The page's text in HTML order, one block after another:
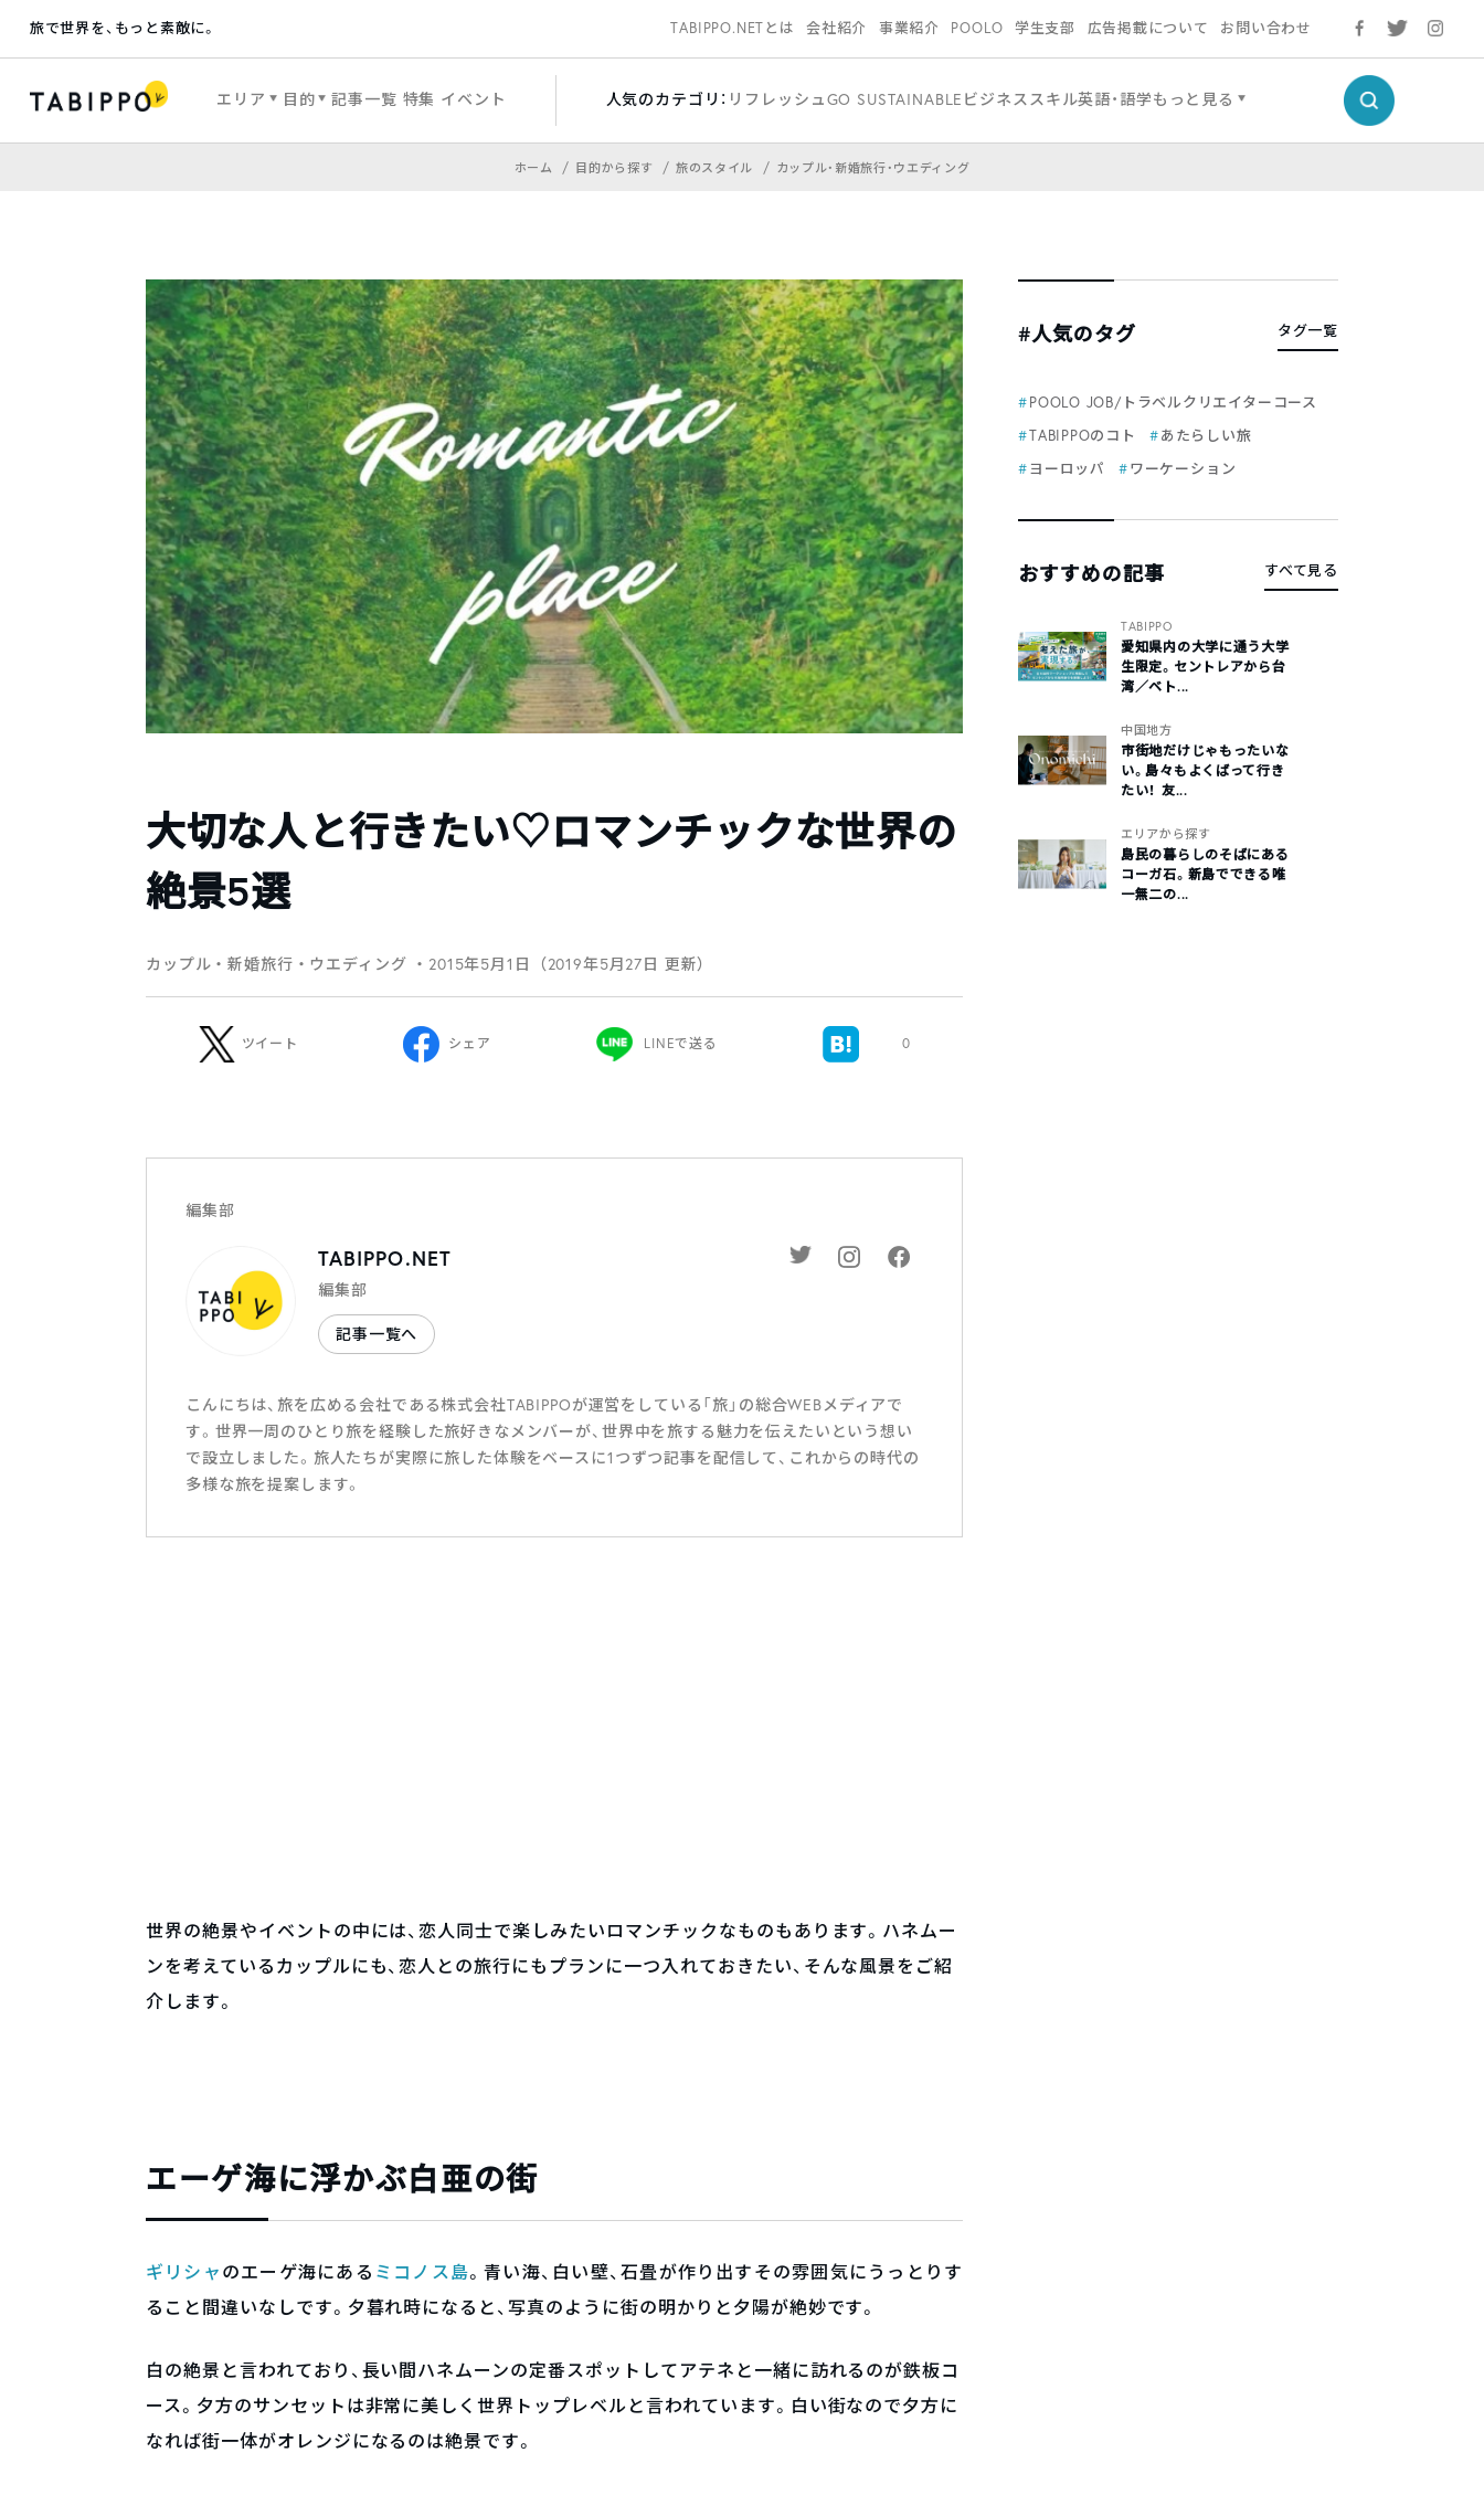
旅で世界を、もっと素敵に。 TABIPPO.NETとは 会社紹介 事業紹介 POOLO 学生支部 広告掲載について お問い合わせ
エリア 目的 記事一覧 特集 イベント 人気のカテゴリ： リフレッシュGO SUSTAINABLE ビジネススキル英語・語学もっと見る
ホーム 目的から探す 旅のスタイル カップル・新婚旅行・ウエディング
大切な人と行きたい♡ロマンチックな世界の
絶景5選
カップル・新婚旅行・ウエディング ・2015年5月1日（2019年5月27日 更新）
ツイート シェア LINEで送る 0
編集部
TABIPPO.NET
編集部
記事一覧へ
こんにちは、旅を広める会社である株式会社TABIPPOが運営をしている「旅」の総合WEBメディアで
す。世界一周のひとり旅を経験した旅好きなメンバーが、世界中を旅する魅力を伝えたいという想い
で設立しました。旅人たちが実際に旅した体験をベースに1つずつ記事を配信して、これからの時代の
多様な旅を提案します。
世界の絶景やイベントの中には、恋人同士で楽しみたいロマンチックなものもあります。ハネムー
ンを考えているカップルにも、恋人との旅行にもプランに一つ入れておきたい、そんな風景をご紹
介します。
エーゲ海に浮かぶ白亜の街
ギリシャのエーゲ海にある ミコノス島。青い海、白い壁、石畳が作り出すその雰囲気にうっとりす
ること間違いなしです。夕暮れ時になると、写真のように街の明かりと夕陽が絶妙です。
白の絶景と言われており、長い間ハネムーンの定番スポットしてアテネと一緒に訪れるのが鉄板コ
ース。夕方のサンセットは非常に美しく世界トップレベルと言われています。白い街なので夕方に
なれば街一体がオレンジになるのは絶景です。
#人気のタグ タグ一覧
POOLO JOB/トラベルクリエイターコース
TABIPPOのコト
あたらしい旅
ヨーロッパ
ワーケーション
おすすめの記事 すべて見る
TABIPPO
愛知県内の大学に通う大学
生限定。セントレアから台
湾／ベト...
中国地方
市街地だけじゃもったいな
い。島々もよくばって行き
たい！ 友...
エリアから探す
島民の暮らしのそばにある
コーガ石。新島でできる唯
一無二の...